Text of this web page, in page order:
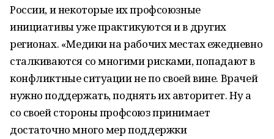
России, и некоторые их профсоюзные
инициативы уже практикуются и в других
регионах. «Медики на рабочих местах ежедневно
сталкиваются со многими рисками, попадают в
конфликтные ситуации не по своей вине. Врачей
нужно поддержать, поднять их авторитет. Ну а
со своей стороны профсоюз принимает
достаточно много мер поддержки